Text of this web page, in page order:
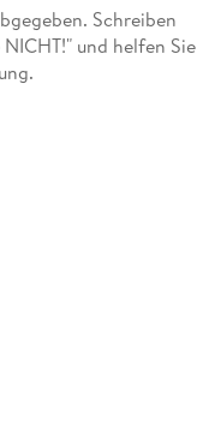
Schreiben
und helfen Sie